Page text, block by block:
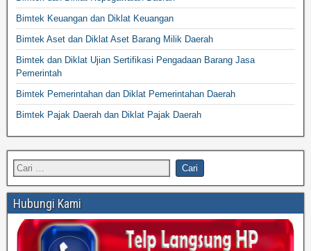
Bimtek Keuangan dan Diklat Keuangan
Bimtek Aset dan Diklat Aset Barang Milik Daerah
Bimtek dan Diklat Ujian Sertifikasi Pengadaan Barang Jasa
Pemerintah
Bimtek Pemerintahan dan Diklat Pemerintahan Daerah
Bimtek Pajak Daerah dan Diklat Pajak Daerah
Hubungi Kami